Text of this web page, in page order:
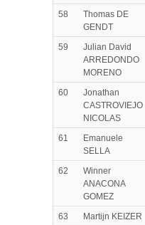
58
Thomas DE
GENDT
59
Julian David
ARREDONDO
MORENO
60
Jonathan
CASTROVIEJO
NICOLAS
61
Emanuele
SELLA
62
Winner
ANACONA
GOMEZ
63 Martijn KEIZER